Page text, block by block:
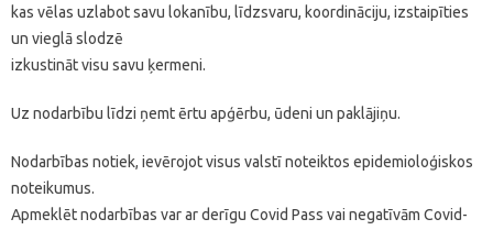
kas vēlas uzlabot savu lokanību, līdzsvaru, koordināciju, izstaipīties
un vieglā slodzē
izkustināt visu savu ķermeni.
Uz nodarbību līdzi ņemt ērtu apģērbu, ūdeni un paklājiņu.
Nodarbības notiek, ievērojot visus valstī noteiktos epidemioloģiskos
noteikumus.
Apmeklēt nodarbības var ar derīgu Covid Pass vai negatīvām Covid-